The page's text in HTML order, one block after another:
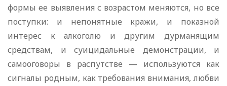
формы ее выявления с возрастом меняются, но все
поступки: и непонятные кражи, и показной
интерес к алкоголю и другим дурманящим
средствам, и суицидальные демонстрации, и
самооговоры в распутстве — используются как
сигналы родным, как требования внимания, любви